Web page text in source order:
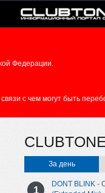
Федерации.
с чем могут быть
За день
DONT BLINK -